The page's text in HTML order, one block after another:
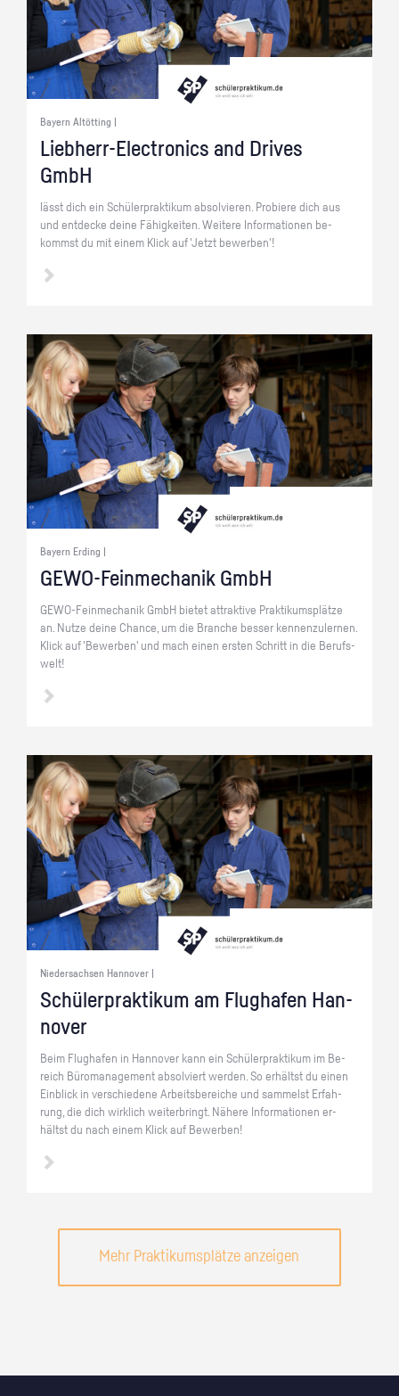
Bayern Altötting |
Lieb­herr-Elec­tro­nics and Dri­ves
GmbH
lässt dich ein Schü­ler­prak­ti­kum ab­sol­vie­ren. Pro­bie­re dich aus
und ent­de­cke deine Fä­hig­kei­ten. Wei­te­re In­for­ma­tio­nen be­
kommst du mit einem Klick auf 'Jetzt be­wer­ben'!
Bayern Erding |
GE­WO-Fein­me­cha­nik GmbH
GE­WO-Fein­me­cha­nik GmbH bie­tet at­trak­ti­ve Prak­ti­kums­plät­ze
an. Nutze deine Chan­ce, um die Bran­che bes­ser ken­nen­zu­ler­nen.
Klick auf 'Be­wer­ben' und mach einen ers­ten Schritt in die Be­rufs­
welt!
Niedersachsen Hannover |
Schü­ler­prak­ti­kum am Flug­ha­fen Han­
no­ver
Beim Flug­ha­fen in Han­no­ver kann ein Schü­ler­prak­ti­kum im Be­
reich Bü­ro­ma­nage­ment ab­sol­viert wer­den. So er­hältst du einen
Ein­blick in ver­schie­de­ne Ar­beits­be­rei­che und sam­melst Er­fah­
rung, die dich wirk­lich wei­ter­bringt. Nä­he­re In­for­ma­tio­nen er­
hältst du nach einem Klick auf Be­wer­ben!
Mehr Praktikumsplätze anzeigen